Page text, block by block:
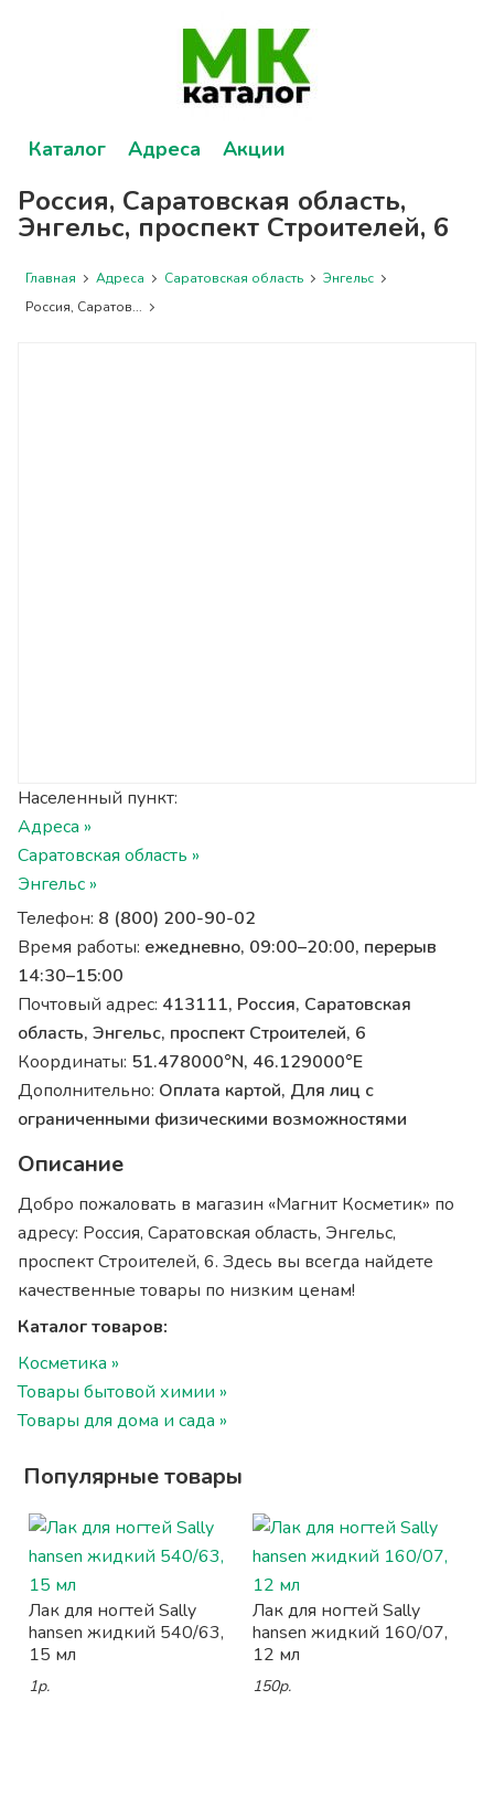
Каталог Адреса Акции
Россия, Саратовская область,
Энгельс, проспект Строителей, 6
Главная Адреса Саратовская область
Энгельс
Россия, Саратов...
Населенный пункт:
Адреса »
Саратовская область »
Энгельс »
Телефон: 8 (800) 200-90-02
Время работы: ежедневно, 09:00–20:00, перерыв
14:30–15:00
Почтовый адрес: 413111, Россия, Саратовская
область, Энгельс, проспект Строителей, 6
Координаты: 51.478000°N, 46.129000°E
Дополнительно: Оплата картой, Для лиц с
ограниченными физическими возможностями
Описание
Добро пожаловать в магазин «Магнит Косметик» по
адресу: Россия, Саратовская область, Энгельс,
проспект Строителей, 6. Здесь вы всегда найдете
качественные товары по низким ценам!
Каталог товаров:
Косметика »
Товары бытовой химии »
Товары для дома и сада »
Популярные товары
Лак для ногтей Sally
hansen жидкий 540/63,
15 мл
1р.
Лак для ногтей Sally
hansen жидкий 160/07,
12 мл
150р.